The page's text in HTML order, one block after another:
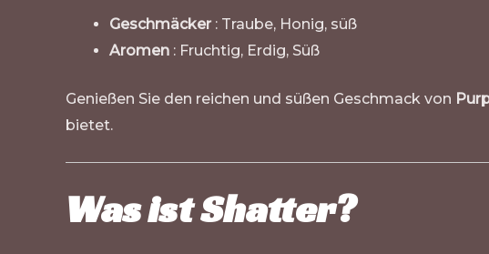
Geschmäcker : Traube, Honig, süß
Aromen : Fruchtig, Erdig, Süß
Genießen Sie den reichen und süßen Geschmack von
bietet.
Was ist Shatter?